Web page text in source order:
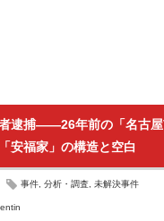
逮捕――26年前の「名古
安福家」の構造と空白
事件 分析・調査 未解決事件